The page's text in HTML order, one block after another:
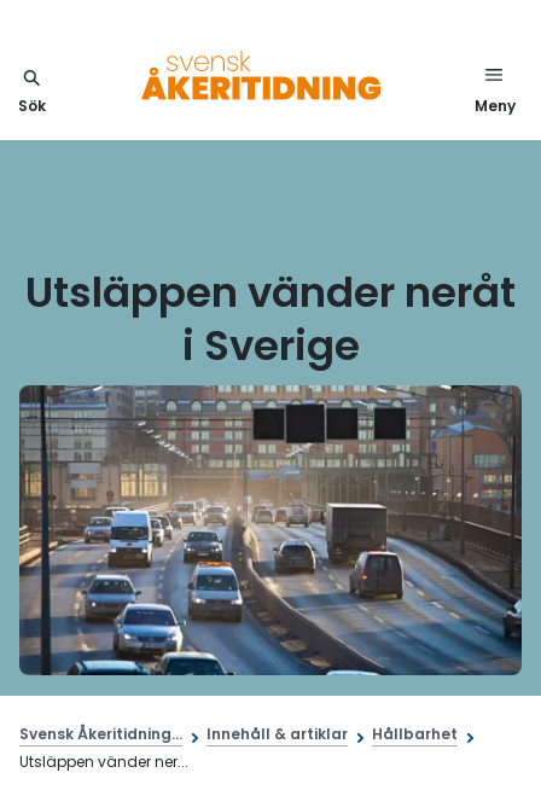
Sök Meny
Utsläppen vänder neråt
i Sverige
Svensk Åkeritidning... Innehåll & artiklar
Hållbarhet
Utsläppen vänder ner...